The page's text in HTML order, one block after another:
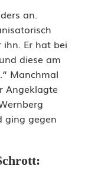
an.
ihn. Er hat bei
diese am
Manchmal
Angeklagte
ging gegen